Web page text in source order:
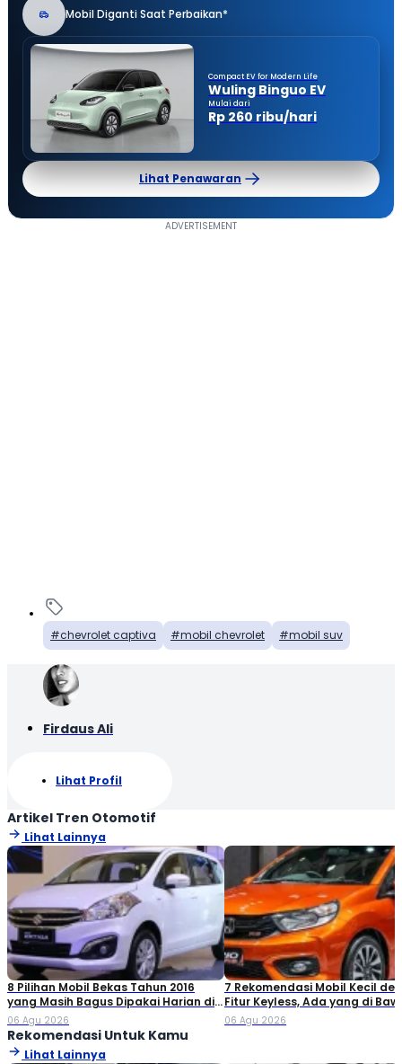
Mobil Diganti Saat Perbaikan*
Compact EV for Modern Life
Wuling Binguo EV
Mulai dari
Rp 260 ribu/hari
Lihat Penawaran
chevrolet captiva mobil chevrolet mobil suv
Firdaus Ali
Lihat Profil
Artikel Tren Otomotif
Lihat Lainnya
8 Pilihan Mobil Bekas Tahun 2016
yang Masih Bagus Dipakai Harian di
2026
06 Agu 2026
7 Rekomendasi Mobil Kecil
Fitur Keyless, Ada yang di
Rp80 Juta!
06 Agu 2026
Rekomendasi Untuk Kamu
Lihat Lainnya